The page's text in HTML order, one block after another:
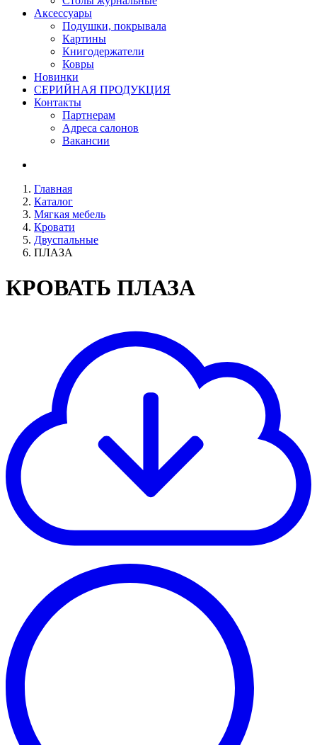
Аксессуары
Подушки, покрывала
Картины
Книгодержатели
Ковры
Новинки
СЕРИЙНАЯ ПРОДУКЦИЯ
Контакты
Партнерам
Адреса салонов
Вакансии
Главная
Каталог
Мягкая мебель
Кровати
Двуспальные
ПЛАЗА
КРОВАТЬ ПЛАЗА